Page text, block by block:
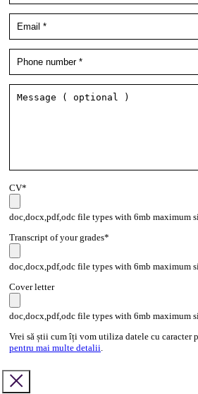
CV*
doc,docx,pdf,odc file types with 6mb maximum
Transcript of your grades*
doc,docx,pdf,odc file types with 6mb maximum
Cover letter
doc,docx,pdf,odc file types with 6mb maximum
Vrei să știi cum îți vom utiliza datele cu caracter
pentru mai multe detalii